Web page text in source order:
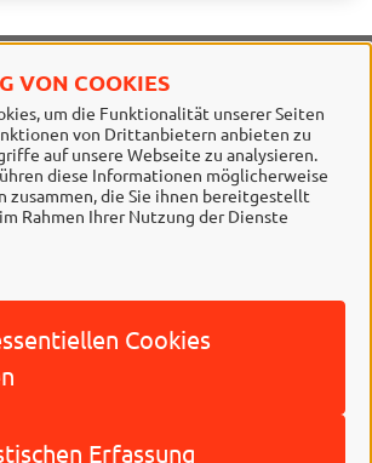
VON COOKIES
um die Funktionalität unserer Seiten
von Drittanbietern anbieten zu
auf unsere Webseite zu analysieren.
diese Informationen möglicherweise
zusammen, die Sie ihnen bereitgestellt
Rahmen Ihrer Nutzung der Dienste
Cookies
Erfassung
115